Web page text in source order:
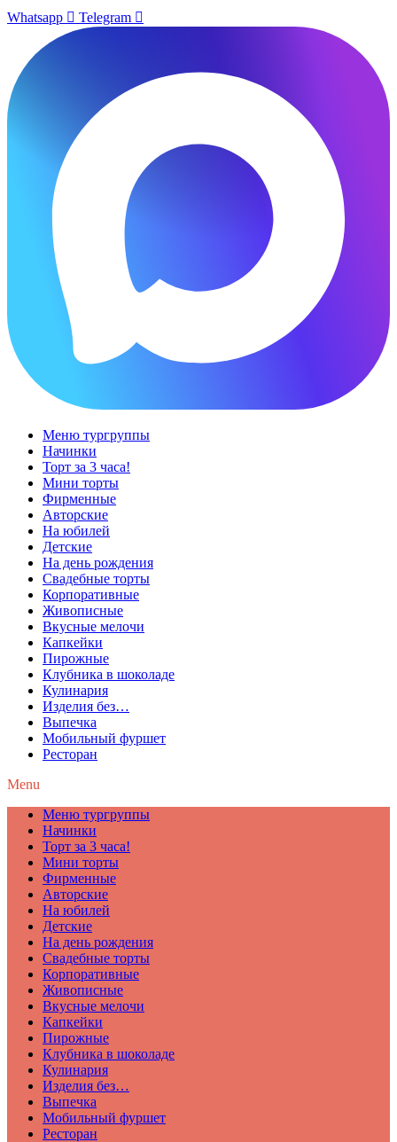
Whatsapp Telegram
Меню тургруппы
Начинки
Торт за 3 часа!
Мини торты
Фирменные
Авторские
На юбилей
Детские
На день рождения
Свадебные торты
Корпоративные
Живописные
Вкусные мелочи
Капкейки
Пирожные
Клубника в шоколаде
Кулинария
Изделия без…
Выпечка
Мобильный фуршет
Ресторан
Menu
Меню тургруппы
Начинки
Торт за 3 часа!
Мини торты
Фирменные
Авторские
На юбилей
Детские
На день рождения
Свадебные торты
Корпоративные
Живописные
Вкусные мелочи
Капкейки
Пирожные
Клубника в шоколаде
Кулинария
Изделия без…
Выпечка
Мобильный фуршет
Ресторан